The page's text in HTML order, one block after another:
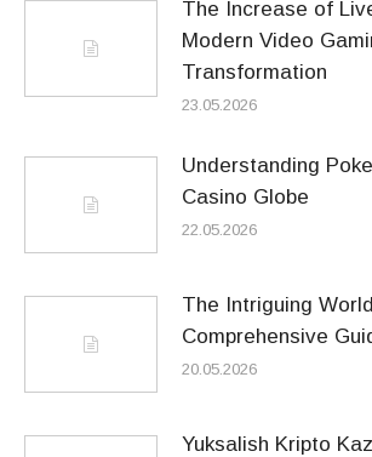
The Increase of
Modern Video
Transformation
23.05.2026
Understanding
Casino Globe
22.05.2026
The Intriguing
Comprehensive
20.05.2026
Yuksalish Kripto